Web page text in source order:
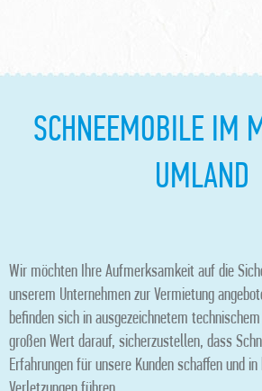
SCHNEEMOBILE IM
UMLAND
Wir möchten Ihre Aufmerksamkeit auf die
unserem Unternehmen zur Vermietung
befinden sich in ausgezeichnetem
großen Wert darauf, sicherzustellen, dass
Erfahrungen für unsere Kunden schaffen und